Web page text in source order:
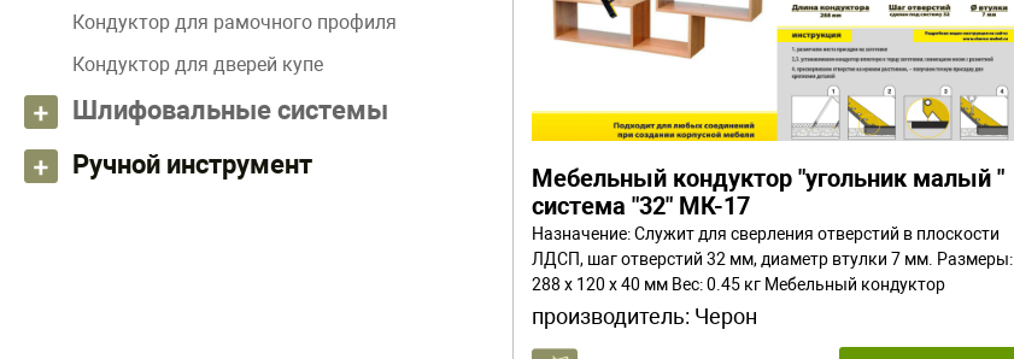
Кондуктор для рамочного профиля
Кондуктор для дверей купе
Шлифовальные системы
Ручной инструмент
Мебельный кондуктор "угольник малый "
система "32" МК-17
Назначение: Служит для сверления отверстий в плоскости
ЛДСП, шаг отверстий 32 мм, диаметр втулки 7 мм. Размеры:
288 x 120 x 40 мм Вес: 0.45 кг Мебельный кондуктор
"угольник малый " система "32", диаметр втулки 7 мм.
производитель: Черон